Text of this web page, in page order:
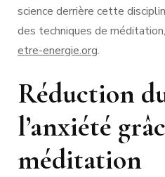
science derrière cette
des techniques de
etre-energie.org.
Réduction
l’anxiété
méditation